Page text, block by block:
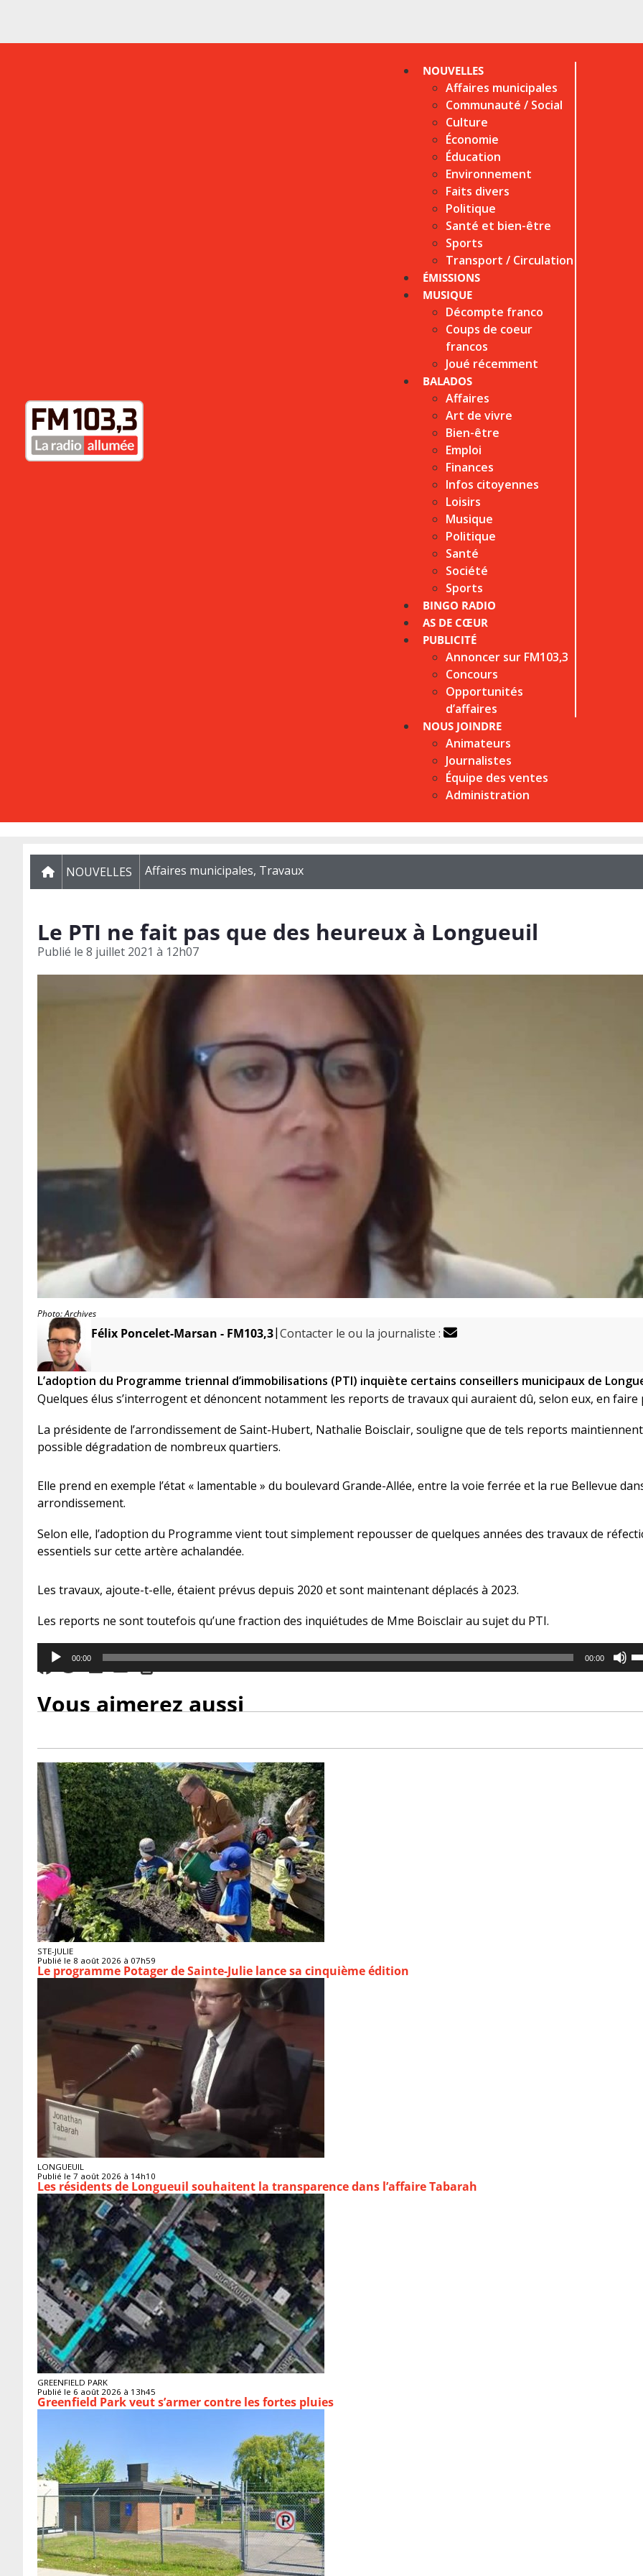
NOUVELLES
Affaires municipales
Communauté / Social
Culture
Économie
Éducation
Environnement
Faits divers
Politique
Santé et bien-être
Sports
Transport / Circulation
ÉMISSIONS
MUSIQUE
Décompte franco
Coups de coeur
francos
Joué récemment
BALADOS
Affaires
Art de vivre
Bien-être
Emploi
Finances
Infos citoyennes
Loisirs
Musique
Politique
Santé
Société
Sports
BINGO RADIO
AS DE CŒUR
PUBLICITÉ
Annoncer sur FM103,3
Concours
Opportunités
d’affaires
NOUS JOINDRE
Animateurs
Journalistes
Équipe des ventes
Administration
NOUVELLES Affaires municipales, Travaux
Le PTI ne fait pas que des heureux à Longueuil
Publié le 8 juillet 2021 à 12h07
Photo: Archives
Félix Poncelet-Marsan - FM103,3|Contacter le ou la journaliste :
L’adoption du Programme triennal d’immobilisations (PTI) inquiète certains conseillers municipaux de
Quelques élus s’interrogent et dénoncent notamment les reports de travaux qui auraient dû, selon eux, en faire
La présidente de l’arrondissement de Saint-Hubert, Nathalie Boisclair, souligne que de tels reports
possible dégradation de nombreux quartiers.
Elle prend en exemple l’état « lamentable » du boulevard Grande-Allée, entre la voie ferrée et la rue Bellevue
arrondissement.
Selon elle, l’adoption du Programme vient tout simplement repousser de quelques années des travaux de
essentiels sur cette artère achalandée.
Les travaux, ajoute-t-elle, étaient prévus depuis 2020 et sont maintenant déplacés à 2023.
Les reports ne sont toutefois qu’une fraction des inquiétudes de Mme Boisclair au sujet du PTI.
Audio
Player
00:00 00:00
Vous aimerez aussi
STE-JULIE
Publié le 8 août 2026 à 07h59
Le programme Potager de Sainte-Julie lance sa cinquième édition
LONGUEUIL
Publié le 7 août 2026 à 14h10
Les résidents de Longueuil souhaitent la transparence dans l’affaire Tabarah
GREENFIELD PARK
Publié le 6 août 2026 à 13h45
Greenfield Park veut s’armer contre les fortes pluies